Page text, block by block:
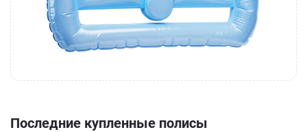
Последние купленные полисы